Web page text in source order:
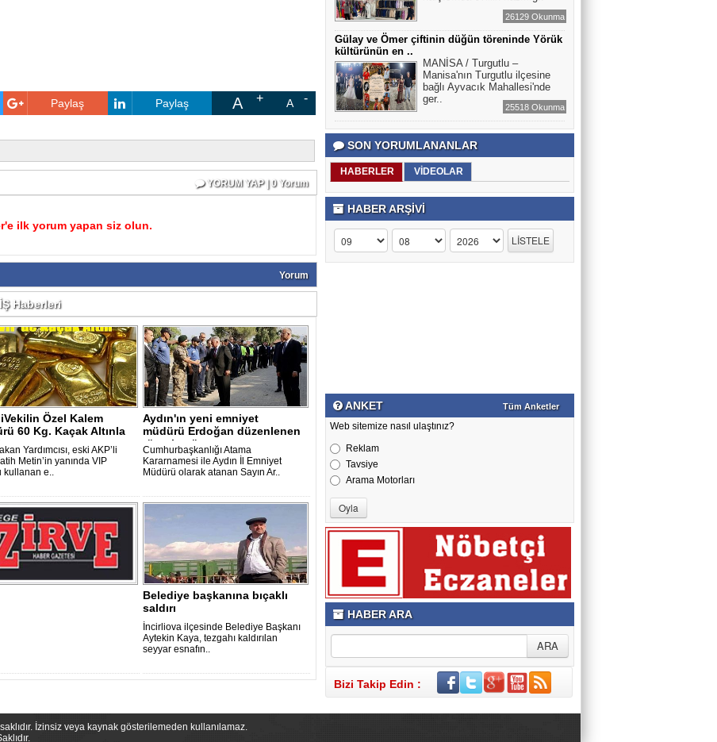
Paylaş Paylaş A A
YORUM YAP | 0 Yorum
ilk yorum yapan siz olun.
Yorum
Haberleri
Özel Kalem
60 Kg. Kaçak Altınla
Yardımcısı, eski AKP’li
Metin’in yanında VIP
kullanan e..
Aydın'ın yeni emniyet
müdürü Erdoğan düzenlenen
törenle göre..
Cumhurbaşkanlığı Atama
Kararnamesi ile Aydın İl Emniyet
Müdürü olarak atanan Sayın Ar..
Belediye başkanına bıçaklı
saldırı
İncirliova ilçesinde Belediye Başkanı
Aytekin Kaya, tezgahı kaldırılan
seyyar esnafın..
26129 Okunma
Gülay ve Ömer çiftinin düğün töreninde Yörük
kültürünün en ..
MANİSA / Turgutlu –
Manisa'nın Turgutlu ilçesine
bağlı Ayvacık Mahallesi'nde
ger..
25518 Okunma
SON YORUMLANANLAR
HABERLER VİDEOLAR
HABER ARŞİVİ
ANKET Tüm Anketler
Web sitemize nasıl ulaştınız?
Reklam
Tavsiye
Arama Motorları
HABER ARA
Bizi Takip Edin :
İzinsiz veya kaynak gösterilemeden kullanılamaz.